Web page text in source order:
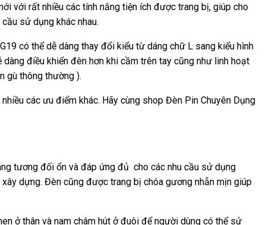
với rất nhiều các tính năng tiện ích được trang bị, giúp cho
sử dụng khác nhau.
có thể dễ dàng thay đổi kiểu từ dáng chữ L sang kiểu hình
điều khiển đèn hơn khi cầm trên tay cũng như linh hoạt
gù thông thường ).
các ưu điểm khác. Hãy cùng shop Đèn Pin Chuyên Dụng
tương đối ổn và đáp ứng đủ cho các nhu cầu sử dụng
dựng. Đèn cũng được trang bị chóa gương nhẵn mịn giúp
ở thân và nam châm hút ở đuôi để người dùng có thể sử